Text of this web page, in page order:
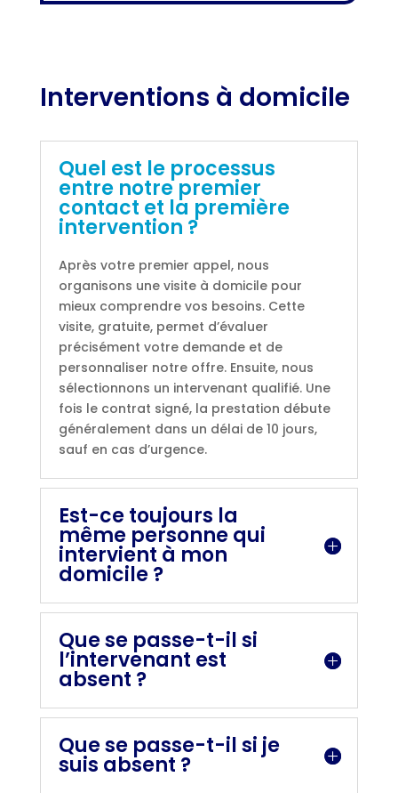
Interventions à domicile
Quel est le processus
entre notre premier
contact et la première
intervention ?
Après votre premier appel, nous
organisons une visite à domicile pour
mieux comprendre vos besoins. Cette
visite, gratuite, permet d’évaluer
précisément votre demande et de
personnaliser notre offre. Ensuite, nous
sélectionnons un intervenant qualifié. Une
fois le contrat signé, la prestation débute
généralement dans un délai de 10 jours,
sauf en cas d’urgence.
Est-ce toujours la
même personne qui
intervient à mon
domicile ?
Que se passe-t-il si
l’intervenant est
absent ?
Que se passe-t-il si je
suis absent ?